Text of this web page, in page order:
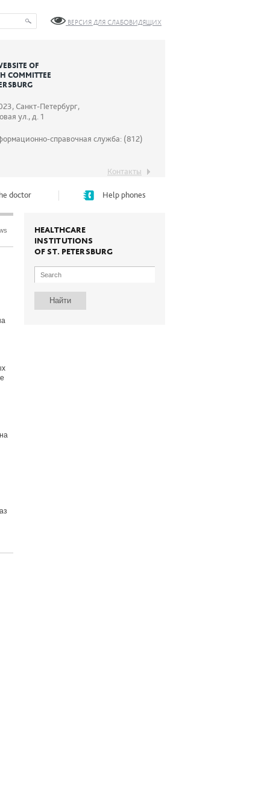
ВЕРСИЯ ДЛЯ СЛАБОВИДЯЩИХ
OF
COMMITTEE
Санкт-Петербург,
ул., д. 1
справочная служба: (812)
Контакты
doctor Help phones
HEALTHCARE
INSTITUTIONS
OF ST. PETERSBURG